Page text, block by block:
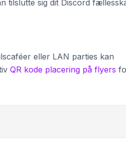
tilslutte sig dit Discord
eller LAN parties kan
QR kode placering på flyers